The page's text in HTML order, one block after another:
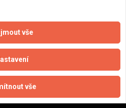
souborů cookie
(zprostředkování)
(rozpočtování)
tabulky online
vše
vše